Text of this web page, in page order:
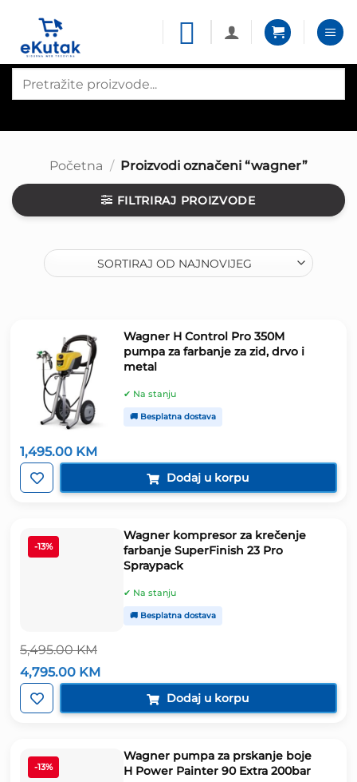
content
search
Početna / Proizvodi označeni “wagner”
FILTRIRAJ PROIZVODE
1,495.00 KM
Wagner H Control Pro 350M
pumpa za farbanje za zid, drvo i
metal
✔ Na stanju
🚚 Besplatna dostava
Dodaj u korpu
-13%
5,495.00KM
Izvorna
cijena
bila
je:
4,795.00 KM
cijena
4,795.00 KM.
Wagner kompresor za krečenje
farbanje SuperFinish 23 Pro
Spraypack
✔ Na stanju
🚚 Besplatna dostava
Dodaj u korpu
-13%
Wagner pumpa za prskanje boje
H Power Painter 90 Extra 200bar